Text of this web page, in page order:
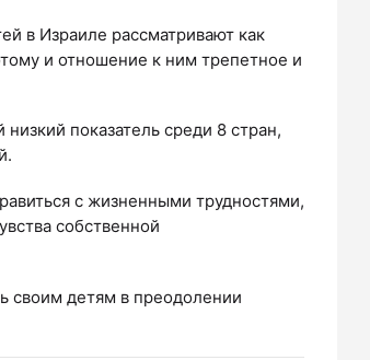
в Израиле рассматривают как
и отношение к ним трепетное и
показатель среди 8 стран,
с жизненными трудностями,
собственной
своим детям в преодолении